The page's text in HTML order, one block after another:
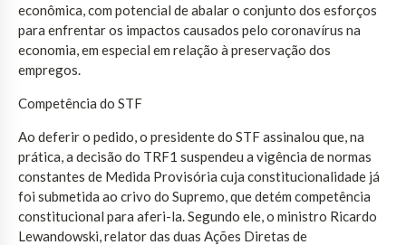
econômica, com potencial de abalar o conjunto dos esforços
para enfrentar os impactos causados pelo coronavírus na
economia, em especial em relação à preservação dos
empregos.
Competência do STF
Ao deferir o pedido, o presidente do STF assinalou que, na
prática, a decisão do TRF1 suspendeu a vigência de normas
constantes de Medida Provisória cuja constitucionalidade já
foi submetida ao crivo do Supremo, que detém competência
constitucional para aferi-la. Segundo ele, o ministro Ricardo
Lewandowski, relator das duas Ações Diretas de